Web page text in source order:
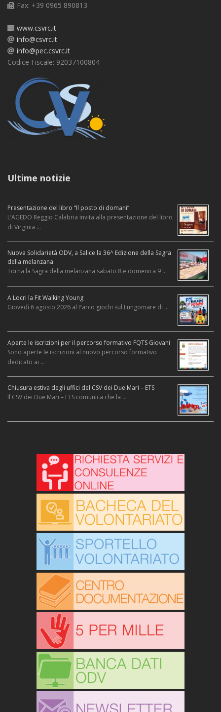
Fax: +39 0965 890813
www.csvrc.it
info@csvrc.it
info@pec.csvrc.it
Codice Fiscale: 92037100804
Ultime notizie
Presentazione del libro “Il posto di domani”
L’AGEDO Reggio Calabria invita alla presentazione del libro
di Virginia …
Nuova Solidarietà ODV, a Salice la 36^ Edizione della Sagra
della melanzana
Torna la Sagra della melanzana sabato 8 e domenica 9 …
A Locri la Fit Walking Young
Giovedì 6 agosto 2026 al Parco giochi sul Lungomare di …
Aperte le iscrizioni per il percorso formativo FQTS Giovani
Sono aperte le iscrizioni al nuovo percorso formativo
dedicato ai …
Chiusura estiva degli uffici del CSV dei Due Mari – ETS
Il CSV dei Due Mari – ETS comunica che la …